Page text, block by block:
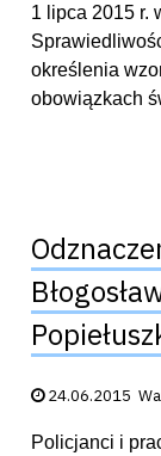
1 lipca 2015 r.
określenia
obowiązkach
Data publikacji:
24.06.2015
Policjanci i